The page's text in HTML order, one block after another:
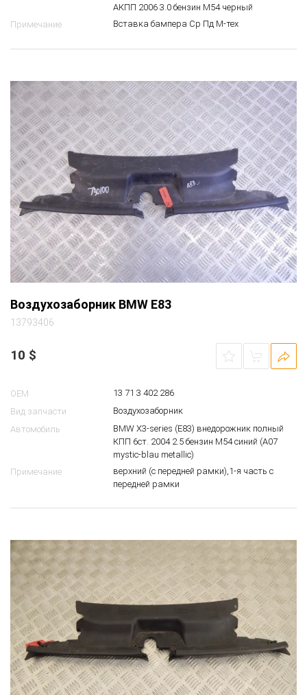
АКПП 2006 3.0 бензин M54 черный
Примечание
Вставка бампера Ср Пд М-тех
Воздухозаборник BMW E83
13793406
10 $
OEM
13 71 3 402 286
Вид запчасти
Воздухозаборник
Автомобиль
BMW X3-series (E83) внедорожник полный
КПП 6ст. 2004 2.5 бензин M54 синий (A07
mystic-blau metallic)
Примечание
верхний (с передней рамки),1-я часть с
передней рамки